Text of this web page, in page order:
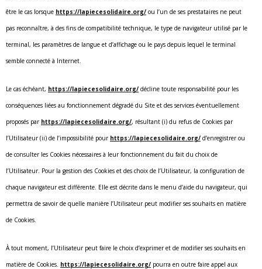
être le cas lorsque https://lapiecesolidaire.org/ ou l’un de ses prestataires ne peut
pas reconnaître, à des fins de compatibilité technique, le type de navigateur utilisé par le
terminal, les paramètres de langue et d’affichage ou le pays depuis lequel le terminal
semble connecté à Internet.
Le cas échéant, https://lapiecesolidaire.org/ décline toute responsabilité pour les
conséquences liées au fonctionnement dégradé du Site et des services éventuellement
proposés par https://lapiecesolidaire.org/, résultant (i) du refus de Cookies par
l’Utilisateur (ii) de l’impossibilité pour https://lapiecesolidaire.org/ d’enregistrer ou
de consulter les Cookies nécessaires à leur fonctionnement du fait du choix de
l’Utilisateur. Pour la gestion des Cookies et des choix de l’Utilisateur, la configuration de
chaque navigateur est différente. Elle est décrite dans le menu d’aide du navigateur, qui
permettra de savoir de quelle manière l’Utilisateur peut modifier ses souhaits en matière
de Cookies.
À tout moment, l’Utilisateur peut faire le choix d’exprimer et de modifier ses souhaits en
matière de Cookies. https://lapiecesolidaire.org/ pourra en outre faire appel aux